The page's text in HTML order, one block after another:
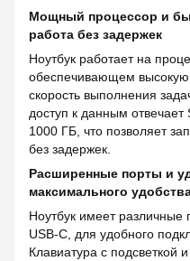
Мощный процессор и
работа без задержек
Ноутбук работает на
обеспечивающем высокую
скорость выполнения
доступ к данным
1000 ГБ, что позволяет
без задержек.
Расширенные порты и
максимального
Ноутбук имеет различные
USB-C, для удобного
Клавиатура с подсветкой